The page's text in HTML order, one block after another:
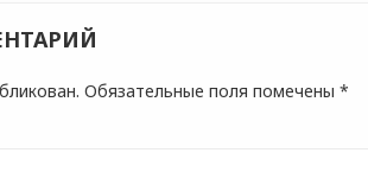
Обязательные поля помечены *